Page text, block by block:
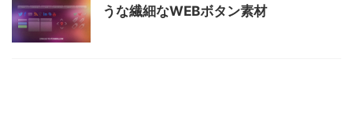
うな繊細なWEBボタン素材